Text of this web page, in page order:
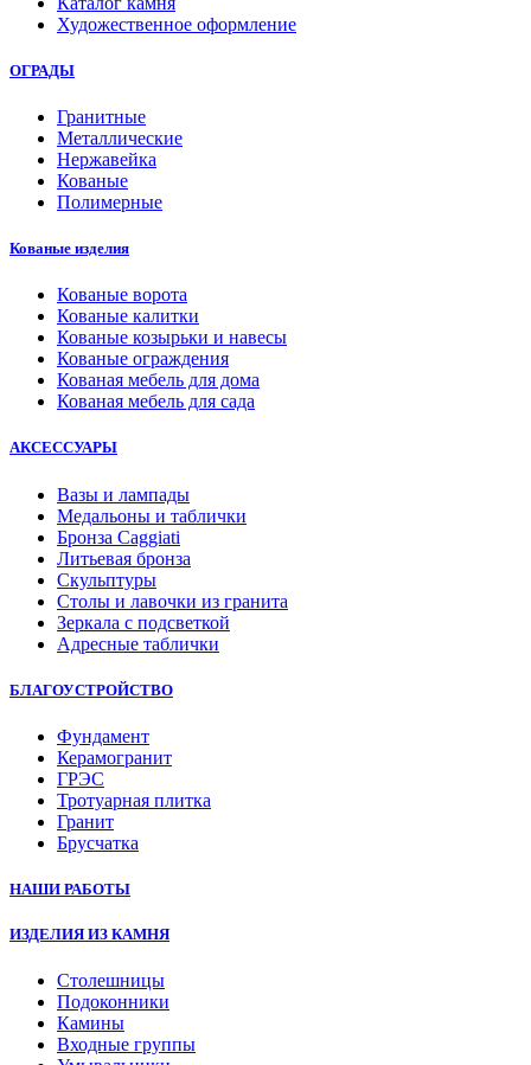
Художественное оформление
ОГРАДЫ
Гранитные
Металлические
Нержавейка
Кованые
Полимерные
Кованые изделия
Кованые ворота
Кованые калитки
Кованые козырьки и навесы
Кованые ограждения
Кованая мебель для дома
Кованая мебель для сада
АКСЕССУАРЫ
Вазы и лампады
Медальоны и таблички
Бронза Caggiati
Литьевая бронза
Скульптуры
Столы и лавочки из гранита
Зеркала с подсветкой
Адресные таблички
БЛАГОУСТРОЙСТВО
Фундамент
Керамогранит
ГРЭС
Тротуарная плитка
Гранит
Брусчатка
НАШИ РАБОТЫ
ИЗДЕЛИЯ ИЗ КАМНЯ
Столешницы
Подоконники
Камины
Входные группы